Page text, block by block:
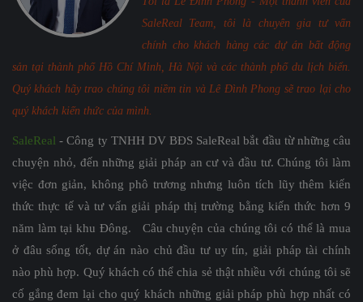
SaleReal Team, tôi là chuyên gia tư vấn
chính cho khách hàng các dự án bất động
sản tại thành phố Hồ Chí Minh, Hà Nội và các thành phố du lịch biển.
Quý khách hãy trao chúng tôi niềm tin và Lê Đình Phong sẽ trao lại cho
quý khách kiến thức của mình.
SaleReal - Công ty TNHH DV BĐS SaleReal bắt đầu từ những câu
chuyện nhỏ, đến những giải pháp an cư và đầu tư. Chúng tôi làm
việc đơn giản, không phô trương nhưng luôn tích lũy thêm kiến
thức thực tế và tư vấn giải pháp thị trường bằng kiến thức hơn 9
năm làm tại khu Đông. Câu chuyện của chúng tôi có thể là mua
ở đâu sống tốt, dự án nào chủ đầu tư uy tín, giải pháp tài chính
nào phù hợp. Quý khách có thể chia sẻ thật nhiều với chúng tôi sẽ
cố gắng đem lại cho quý khách những giải pháp phù hợp nhất có